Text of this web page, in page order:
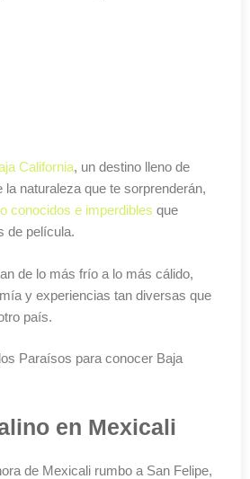
California, un destino lleno de
la naturaleza que te sorprenderán,
conocidos e imperdibles que
de película.
de lo más frío a lo más cálido,
y experiencias tan diversas que
país.
Paraísos para conocer Baja
en Mexicali
de Mexicali rumbo a San Felipe,